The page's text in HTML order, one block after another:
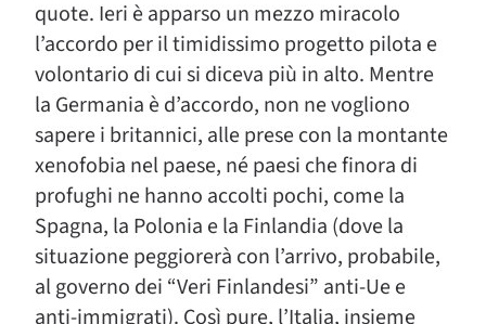
quote. Ieri è apparso un mezzo miracolo
l’accordo per il timidissimo progetto pilota e
volontario di cui si diceva più in alto. Mentre
la Germania è d’accordo, non ne vogliono
sapere i britannici, alle prese con la montante
xenofobia nel paese, né paesi che finora di
profughi ne hanno accolti pochi, come la
Spagna, la Polonia e la Finlandia (dove la
situazione peggiorerà con l’arrivo, probabile,
al governo dei “Veri Finlandesi” anti-Ue e
anti-immigrati). Così pure, l’Italia, insieme